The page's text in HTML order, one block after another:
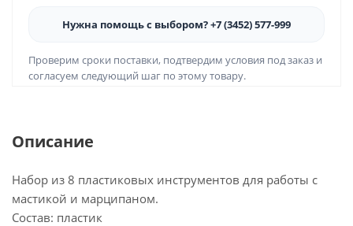
Нужна помощь с выбором? +7 (3452) 577-999
Проверим сроки поставки, подтвердим условия под заказ и
согласуем следующий шаг по этому товару.
Описание
Набор из 8 пластиковых инструментов для работы с
мастикой и марципаном.
Состав: пластик